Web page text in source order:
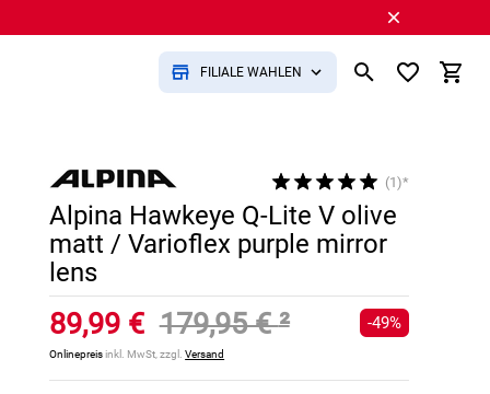
FILIALE WÄHLEN
(1)*
Alpina Hawkeye Q-Lite V olive
matt / Varioflex purple mirror
lens
89,99 € 179,95 €²
Onlinepreisinkl. MwSt, zzgl.Versand
-49%